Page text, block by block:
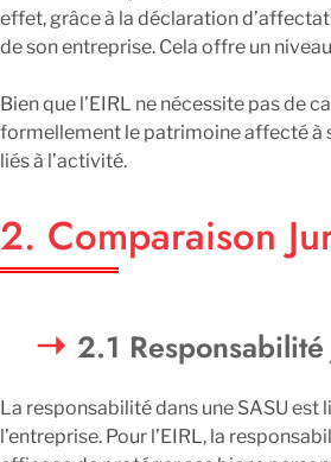
effet, grâce à la déclaration
de son entreprise. Cela offre un
Bien que l’EIRL ne nécessite pas de
formellement le patrimoine affecté à
liés à l’activité.
2. Comparaison
2.1
La responsabilité dans une SASU
l’entreprise. Pour l’EIRL, la